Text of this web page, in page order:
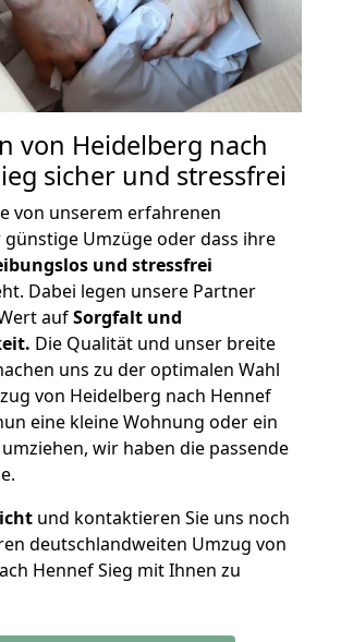
von Heidelberg nach
sicher und stressfrei
von unserem erfahrenen
Umzüge oder dass ihre
und stressfrei
Dabei legen unsere Partner
aufSorgfalt und
Die Qualität und unser breite
uns zu der optimalen Wahl
von Heidelberg nach Hennef
eine kleine Wohnung oder ein
wir haben die passende
und kontaktieren Sie uns noch
deutschlandweiten Umzug von
Hennef Sieg mit Ihnen zu